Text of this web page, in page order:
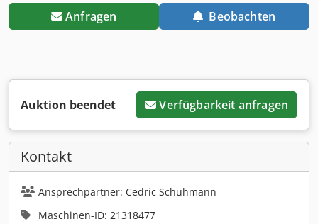
Anfragen Beobachten
Auktion beendet Verfügbarkeit anfragen
Kontakt
Ansprechpartner: Cedric Schuhmann
Maschinen-ID: 21318477